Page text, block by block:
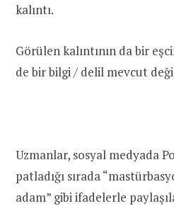
kalıntı.
Görülen kalıntının da bir
de bir bilgi / delil mevcut
Uzmanlar, sosyal medyada
patladığı sırada
adam” gibi ifadelerle